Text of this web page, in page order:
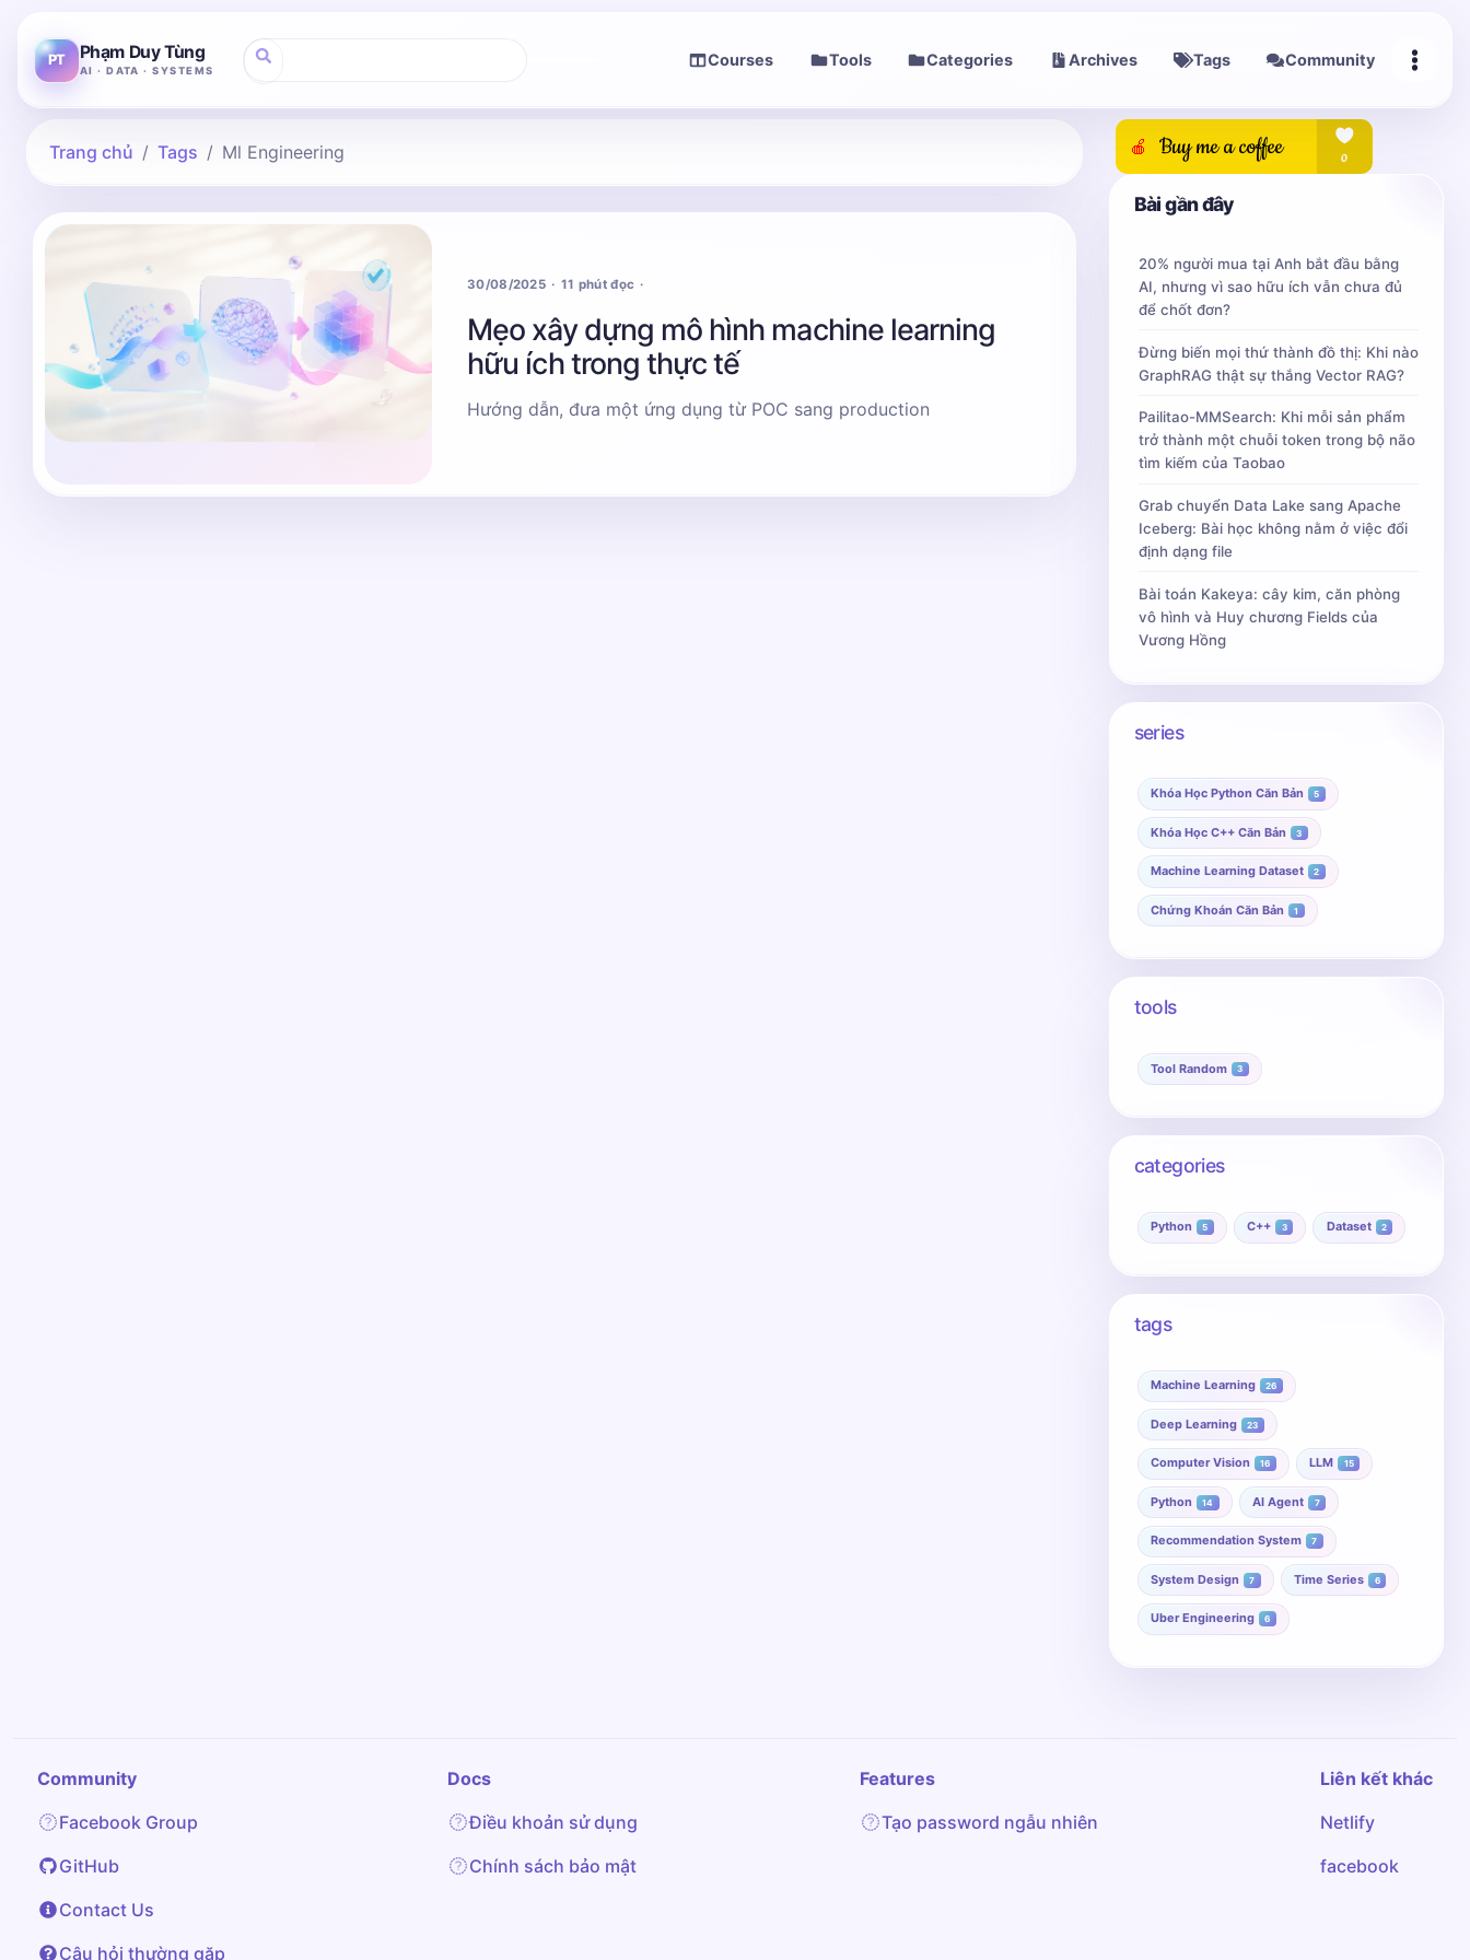
PT Phạm Duy Tùng
AI · DATA · SYSTEMS
Courses Tools Categories Archives Tags Community
Trang chủ Tags Ml Engineering
30/08/2025 11 phút đọc
Mẹo xây dựng mô hình machine learning
hữu ích trong thực tế
Hướng dẫn, đưa một ứng dụng từ POC sang production
Bài gần đây
20% người mua tại Anh bắt đầu bằng
AI, nhưng vì sao hữu ích vẫn chưa đủ
để chốt đơn?
Đừng biến mọi thứ thành đồ thị: Khi nào
GraphRAG thật sự thắng Vector RAG?
Pailitao-MMSearch: Khi mỗi sản phẩm
trở thành một chuỗi token trong bộ não
tìm kiếm của Taobao
Grab chuyển Data Lake sang Apache
Iceberg: Bài học không nằm ở việc đổi
định dạng file
Bài toán Kakeya: cây kim, căn phòng
vô hình và Huy chương Fields của
Vương Hồng
series
Khóa Học Python Căn Bản 5
Khóa Học C++ Căn Bản 3
Machine Learning Dataset 2
Chứng Khoán Căn Bản 1
tools
Tool Random 3
categories
Python 5 C++ 3 Dataset 2
tags
Machine Learning 26
Deep Learning 23
Computer Vision 16 LLM 15
Python 14 AI Agent 7
Recommendation System 7
System Design 7 Time Series 6
Uber Engineering 6
Community
Facebook Group
GitHub
Contact Us
Câu hỏi thường gặp
Docs
Điều khoản sử dụng
Chính sách bảo mật
Features
Tạo password ngẫu nhiên
Liên kết khác
Netlify
facebook